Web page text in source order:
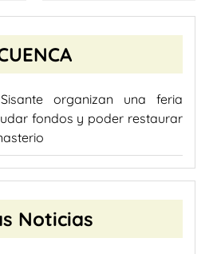
organizan una feria
fondos y poder restaurar
Noticias